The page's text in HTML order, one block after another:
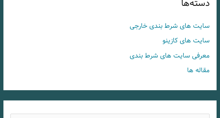
دسته‌ها
سایت های شرط بندی خارجی
سایت های کازینو
معرفی سایت های شرط بندی
مقاله ها